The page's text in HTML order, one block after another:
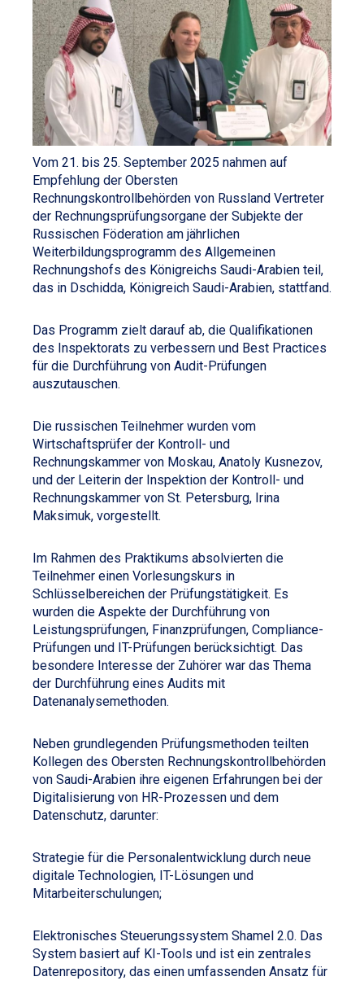
Vom 21. bis 25. September 2025 nahmen auf
Empfehlung der Obersten
Rechnungskontrollbehörden von Russland Vertreter
der Rechnungsprüfungsorgane der Subjekte der
Russischen Föderation am jährlichen
Weiterbildungsprogramm des Allgemeinen
Rechnungshofs des Königreichs Saudi-Arabien teil,
das in Dschidda, Königreich Saudi-Arabien, stattfand.
Das Programm zielt darauf ab, die Qualifikationen
des Inspektorats zu verbessern und Best Practices
für die Durchführung von Audit-Prüfungen
auszutauschen.
Die russischen Teilnehmer wurden vom
Wirtschaftsprüfer der Kontroll- und
Rechnungskammer von Moskau, Anatoly Kusnezov,
und der Leiterin der Inspektion der Kontroll- und
Rechnungskammer von St. Petersburg, Irina
Maksimuk, vorgestellt.
Im Rahmen des Praktikums absolvierten die
Teilnehmer einen Vorlesungskurs in
Schlüsselbereichen der Prüfungstätigkeit. Es
wurden die Aspekte der Durchführung von
Leistungsprüfungen, Finanzprüfungen, Compliance-
Prüfungen und IT-Prüfungen berücksichtigt. Das
besondere Interesse der Zuhörer war das Thema
der Durchführung eines Audits mit
Datenanalysemethoden.
Neben grundlegenden Prüfungsmethoden teilten
Kollegen des Obersten Rechnungskontrollbehörden
von Saudi-Arabien ihre eigenen Erfahrungen bei der
Digitalisierung von HR-Prozessen und dem
Datenschutz, darunter:
Strategie für die Personalentwicklung durch neue
digitale Technologien, IT-Lösungen und
Mitarbeiterschulungen;
Elektronisches Steuerungssystem Shamel 2.0. Das
System basiert auf KI-Tools und ist ein zentrales
Datenrepository, das einen umfassenden Ansatz für